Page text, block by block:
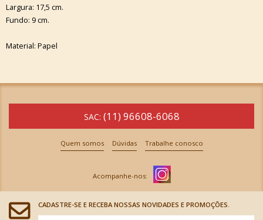
Largura: 17,5 cm.
Fundo: 9 cm.
Material: Papel
SAC: (11) 96608-6068
Quem somos Dúvidas Trabalhe conosco
CADASTRE-SE E RECEBA NOSSAS NOVIDADES E PROMOÇÕES.